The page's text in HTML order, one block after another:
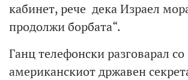
кабинет, рече дека Израел
продолжи борбата“.
Ганц телефонски разговарал со
американскиот државен